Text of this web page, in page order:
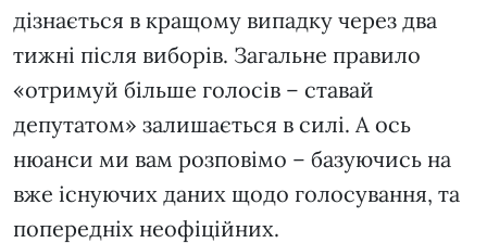
дізнається в кращому випадку через два
тижні після виборів. Загальне правило
«отримуй більше голосів – ставай
депутатом» залишається в силі. А ось
нюанси ми вам розповімо – базуючись на
вже існуючих даних щодо голосування, та
попередніх неофіційних.